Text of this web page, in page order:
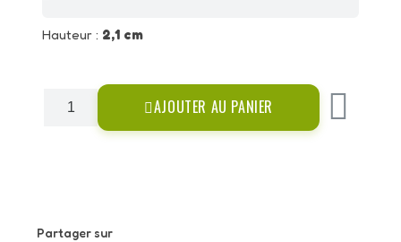
Hauteur : 2,1 cm
AJOUTER AU PANIER
Partager sur